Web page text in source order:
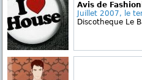
Avis de
Juillet 2007, le
Discotheque Le